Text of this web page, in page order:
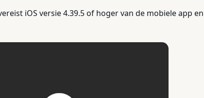
iOS versie 4.39.5 of hoger van de mobiele app